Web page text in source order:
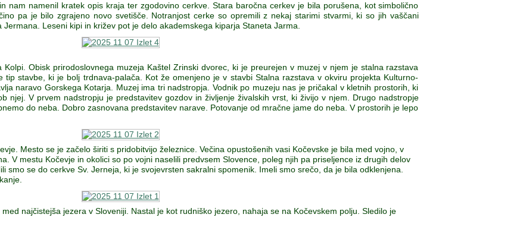
nam namenil kratek opis kraja ter zgodovino cerkve. Stara baročna cerkev je bila porušena, kot simbolično
pa je bilo zgrajeno novo svetišče. Notranjost cerke so opremili z nekaj starimi stvarmi, ki so jih vaščani
Leseni kipi in križev pot je delo akademskega kiparja Staneta Jarma.
Obisk prirodoslovnega muzeja Kaštel Zrinski dvorec, ki je preurejen v muzej v njem je stalna razstava
tip stavbe, ki je bolj trdnava-palača. Kot že omenjeno je v stavbi Stalna razstava v okviru projekta Kulturno-
naravo Gorskega Kotarja. Muzej ima tri nadstropja. Vodnik po muzeju nas je pričakal v kletnih prostorih, ki
njej. V prvem nadstropju je predstavitev gozdov in življenje živalskih vrst, ki živijo v njem. Drugo nadstropje
do neba. Dobro zasnovana predstavitev narave. Potovanje od mračne jame do neba. V prostorih je lepo
Mesto se je začelo širiti s pridobitvijo železnice. Večina opustošenih vasi Kočevske je bila med vojno, v
V mestu Kočevje in okolici so po vojni naselili predvsem Slovence, poleg njih pa priseljence iz drugih delov
smo se do cerkve Sv. Jerneja, ki je svojevrsten sakralni spomenik. Imeli smo srečo, da je bila odklenjena.
najčistejša jezera v Sloveniji. Nastal je kot rudniško jezero, nahaja se na Kočevskem polju. Sledilo je